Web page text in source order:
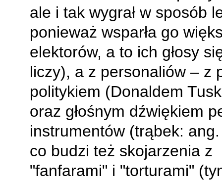
ale i tak wygrał w sposób
ponieważ wsparła go
elektorów, a to ich głosy
liczy), a z personaliów – z
politykiem (Donaldem
oraz głośnym dźwiękiem
instrumentów (trąbek:
co budzi też skojarzenia z
"fanfarami" i "torturami"